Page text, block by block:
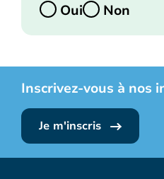
Oui
Non
Inscrivez-vous à nos
Je m'inscris